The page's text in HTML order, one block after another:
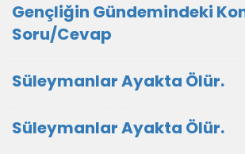
Gençliğin Gündemindeki
Soru/Cevap
Süleymanlar Ayakta Ölür.
Süleymanlar Ayakta Ölür.